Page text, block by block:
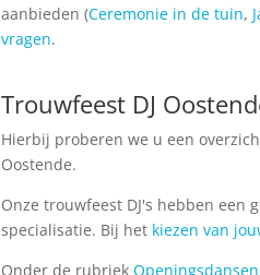
aanbieden (Ceremonie in de tuin,
vragen.
Trouwfeest DJ
Hierbij proberen we u een
Oostende.
Onze trouwfeest DJ's hebben een
specialisatie. Bij het kiezen van
Onder de rubriekOpeningsdansen